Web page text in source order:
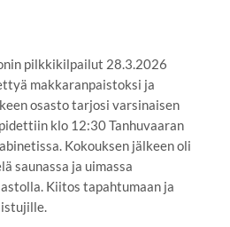
pilkkikilpailut 28.3.2026
makkaranpaistoksi ja
osasto tarjosi varsinaisen
klo 12:30 Tanhuvaaran
Kokouksen jälkeen oli
saunassa ja uimassa
Kiitos tapahtumaan ja